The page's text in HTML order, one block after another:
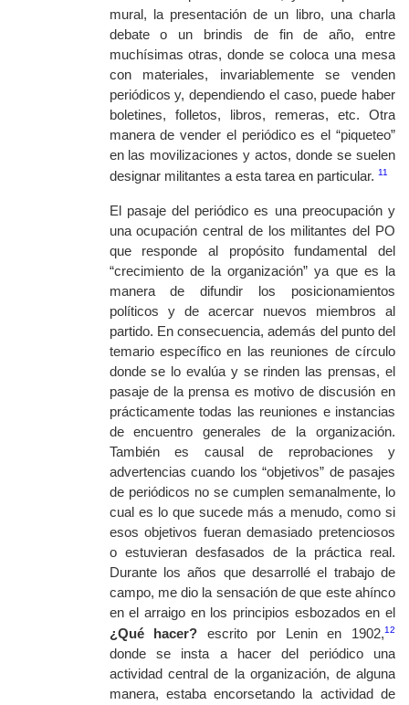
mural, la presentación de un libro, una charla
debate o un brindis de fin de año, entre
muchísimas otras, donde se coloca una mesa
con materiales, invariablemente se venden
periódicos y, dependiendo el caso, puede haber
boletines, folletos, libros, remeras, etc. Otra
manera de vender el periódico es el “piqueteo”
en las movilizaciones y actos, donde se suelen
designar militantes a esta tarea en particular. 11
El pasaje del periódico es una preocupación y
una ocupación central de los militantes del PO
que responde al propósito fundamental del
“crecimiento de la organización” ya que es la
manera de difundir los posicionamientos
políticos y de acercar nuevos miembros al
partido. En consecuencia, además del punto del
temario específico en las reuniones de círculo
donde se lo evalúa y se rinden las prensas, el
pasaje de la prensa es motivo de discusión en
prácticamente todas las reuniones e instancias
de encuentro generales de la organización.
También es causal de reprobaciones y
advertencias cuando los “objetivos” de pasajes
de periódicos no se cumplen semanalmente, lo
cual es lo que sucede más a menudo, como si
esos objetivos fueran demasiado pretenciosos
o estuvieran desfasados de la práctica real.
Durante los años que desarrollé el trabajo de
campo, me dio la sensación de que este ahínco
en el arraigo en los principios esbozados en el
¿Qué hacer?
escrito por Lenin en 1902,12
donde se insta a hacer del periódico una
actividad central de la organización, de alguna
manera, estaba encorsetando la actividad de